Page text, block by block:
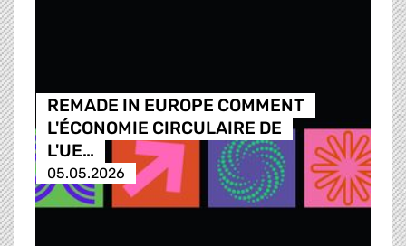
REMADE IN EUROPE COMMENT
L'ÉCONOMIE CIRCULAIRE DE
L'UE…
05.05.2026